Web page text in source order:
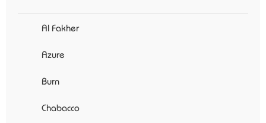
Al Fakher
Azure
Burn
Chabacco